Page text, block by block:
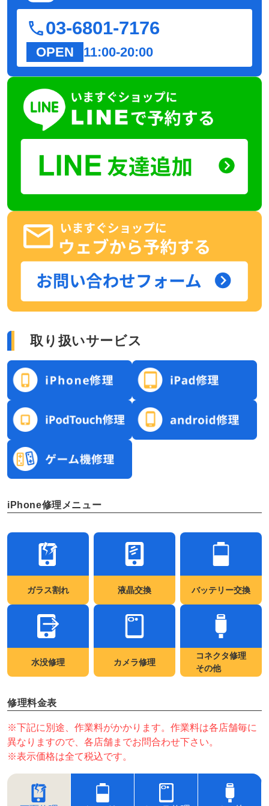
03-6801-7176
OPEN 11:00-20:00
取り扱いサービス
iPhone修理メニュー
ガラス割れ 液晶交換 バッテリー交換
水没修理 カメラ修理
コネクタ修理
その他
修理料金表
※下記に別途、作業料がかかります。作業料は各店舗毎に
異なりますので、各店舗までお問合わせ下さい。
※表示価格は全て税込です。